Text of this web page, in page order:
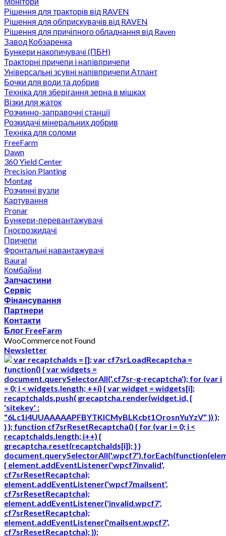
Рішення для тракторів від RAVEN
Рішення для обприскувачів від RAVEN
Рішення для причіпного обладнання від Raven
Завод Кобзаренка
Бункери накопичувачі (ПБН)
Тракторні причепи i напiвпричепи
Універсальні зсувні напівпричепи Атлант
Бочки для води та добрив
Техніка для зберігання зерна в мішках
Візки для жаток
Розчинно-заправочні станції
Розкидачі мінеральних добрив
Техніка для соломи
FreeFarm
Dawn
360 Yield Center
Precision Planting
Montag
Розчинні вузли
Картування
Pronar
Бункери-перевантажувачі
Гноєрозкидачі
Причепи
Фронтальні навантажувачі
Baural
Комбайни
Запчастини
Сервіс
Фінансування
Партнери
Контакти
Блог FreeFarm
WooCommerce not Found
Newsletter
var recaptchaIds = []; var cf7srLoadRecaptcha =
function() { var widgets =
document.querySelectorAll('.cf7sr-g-recaptcha'); for (var i
= 0; i < widgets.length; ++i) { var widget = widgets[i];
recaptchaIds.push( grecaptcha.render(widget.id, {
'sitekey' :
"6Lc1i4UUAAAAAPFBYTKICMyBLKcbt1OrosnYuYzV" }) );
} }; function cf7srResetRecaptcha() { for (var i = 0; i <
recaptchaIds.length; i++) {
grecaptcha.reset(recaptchaIds[i]); } }
{ element.addEventListener('wpcf7invalid',
cf7srResetRecaptcha);
element.addEventListener('wpcf7mailsent',
cf7srResetRecaptcha);
element.addEventListener('invalid.wpcf7',
cf7srResetRecaptcha);
element.addEventListener('mailsent.wpcf7',
cf7srResetRecaptcha); });